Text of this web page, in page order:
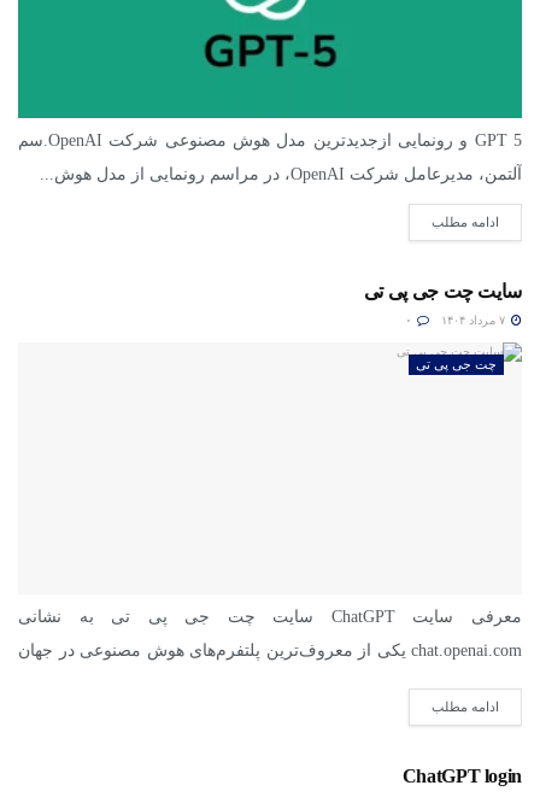
GPT 5 و رونمایی ازجدیدترین مدل هوش مصنوعی شرکت OpenAI.سم
آلتمن، مدیرعامل شرکت OpenAI، در مراسم رونمایی از مدل هوش...
ادامه مطلب
سایت چت جی پی تی
چت جی پی تی
معرفی سایت ChatGPT سایت چت جی پی تی به نشانی
chat.openai.com یکی از معروف‌ترین پلتفرم‌های هوش مصنوعی در جهان
ادامه مطلب
ChatGPT login